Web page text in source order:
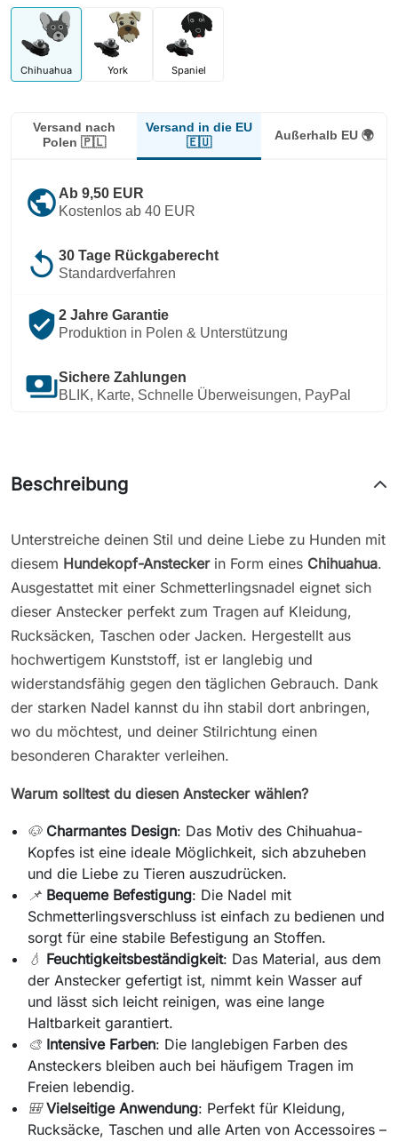
Chihuahua York Spaniel
Versand nach
Polen 🇵🇱
Versand in die EU
🇪🇺
Außerhalb EU 🌍
public Ab 9,50 EUR
Kostenlos ab 40 EUR
replay 30 Tage Rückgaberecht
Standardverfahren
verified_user 2 Jahre Garantie
Produktion in Polen & Unterstützung
paymentsSichere Zahlungen
BLIK, Karte, Schnelle Überweisungen, PayPal
Beschreibung
Unterstreiche deinen Stil und deine Liebe zu Hunden mit
diesem Hundekopf-Ansteckerin Form eines Chihuahua.
Ausgestattet mit einer Schmetterlingsnadel eignet sich
dieser Anstecker perfekt zum Tragen auf Kleidung,
Rucksäcken, Taschen oder Jacken. Hergestellt aus
hochwertigem Kunststoff, ist er langlebig und
widerstandsfähig gegen den täglichen Gebrauch. Dank
der starken Nadel kannst du ihn stabil dort anbringen,
wo du möchtest, und deiner Stilrichtung einen
besonderen Charakter verleihen.
Warum solltest du diesen Anstecker wählen?
🐶 Charmantes Design: Das Motiv des Chihuahua-
Kopfes ist eine ideale Möglichkeit, sich abzuheben
und die Liebe zu Tieren auszudrücken.
📌 Bequeme Befestigung: Die Nadel mit
Schmetterlingsverschluss ist einfach zu bedienen und
sorgt für eine stabile Befestigung an Stoffen.
💧 Feuchtigkeitsbeständigkeit: Das Material, aus dem
der Anstecker gefertigt ist, nimmt kein Wasser auf
und lässt sich leicht reinigen, was eine lange
Haltbarkeit garantiert.
🎨 Intensive Farben: Die langlebigen Farben des
Ansteckers bleiben auch bei häufigem Tragen im
Freien lebendig.
🎒 Vielseitige Anwendung: Perfekt für Kleidung,
Rucksäcke, Taschen und alle Arten von Accessoires –